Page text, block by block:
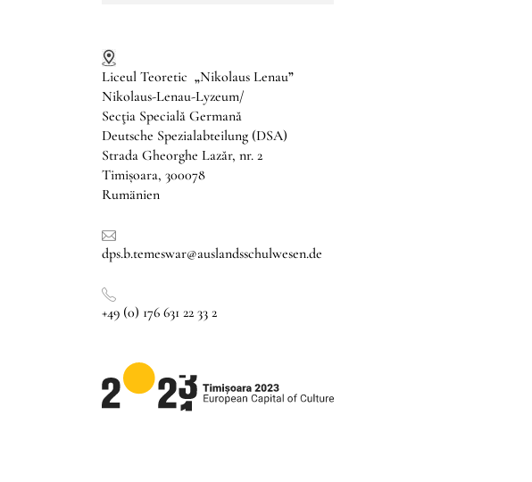
Liceul Teoretic „Nikolaus Lenau”
Nikolaus-Lenau-Lyzeum/
Secţia Specială Germană
Deutsche Spezialabteilung (DSA)
Strada Gheorghe Lazăr, nr. 2
Timișoara, 300078
Rumänien
dps.b.temeswar@auslandsschulwesen.de
+49 (0) 176 631 22 33 2